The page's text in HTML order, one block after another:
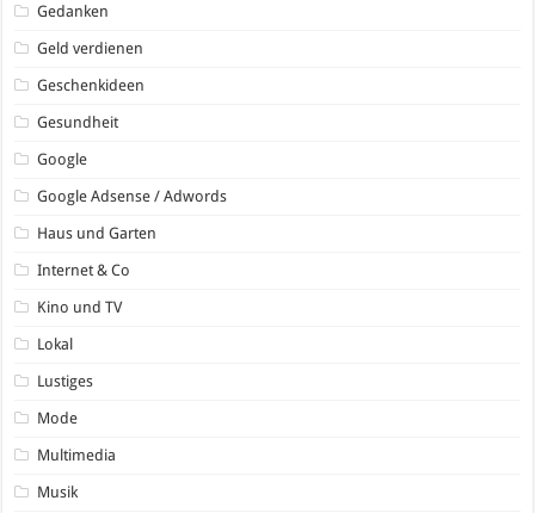
Gedanken
Geld verdienen
Geschenkideen
Gesundheit
Google
Google Adsense / Adwords
Haus und Garten
Internet & Co
Kino und TV
Lokal
Lustiges
Mode
Multimedia
Musik